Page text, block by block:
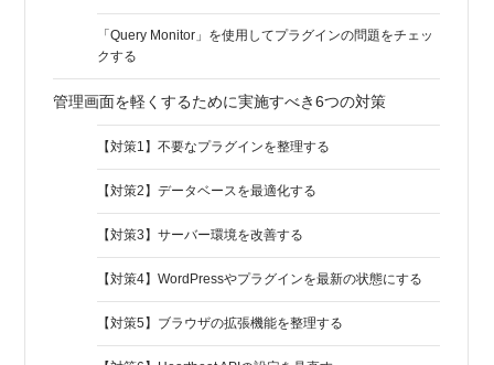
「Query Monitor」を使用してプラグインの問題をチェッ
クする
管理画面を軽くするために実施すべき6つの対策
【対策1】不要なプラグインを整理する
【対策2】データベースを最適化する
【対策3】サーバー環境を改善する
【対策4】WordPressやプラグインを最新の状態にする
【対策5】ブラウザの拡張機能を整理する